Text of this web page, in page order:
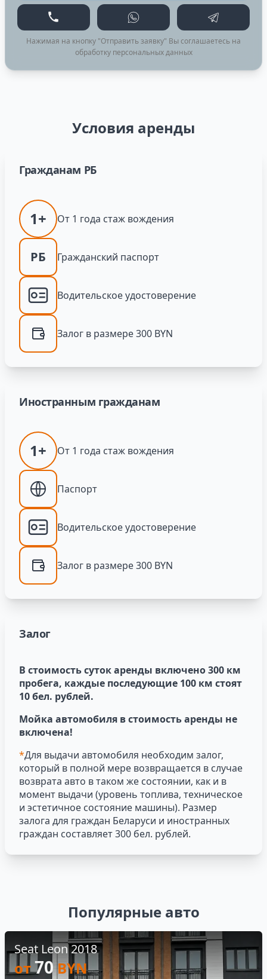
Позвонить WhatsApp Telegram
Нажимая на кнопку "Отправить заявку" Вы соглашаетесь на
обработку персональных данных
Условия аренды
Гражданам РБ
От 1 года стаж вождения
1+
Гражданский паспорт
РБ
Водительское удостоверение
Залог в размере 300 BYN
Иностранным гражданам
От 1 года стаж вождения
1+
Паспорт
Водительское удостоверение
Залог в размере 300 BYN
Залог
В стоимость суток аренды включено 300 км
пробега, каждые последующие 100 км стоят
10 бел. рублей.
Мойка автомобиля в стоимость аренды не
включена!
*Для выдачи автомобиля необходим залог,
который в полной мере возвращается в случае
возврата авто в таком же состоянии, как и в
момент выдачи (уровень топлива, техническое
и эстетичное состояние машины). Размер
залога для граждан Беларуси и иностранных
граждан составляет 300 бел. рублей.
Популярные авто
Seat Leon 2018
от70BYN